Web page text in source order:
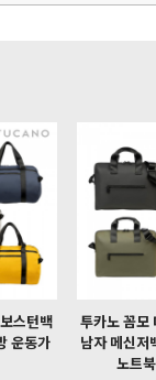
스턴백
운동가
투카노 꼼모
남자 메신저
노트